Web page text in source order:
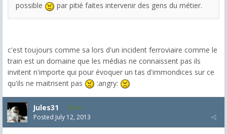
possible
par pitié faites intervenir des gens du métier.
c'est toujours comme sa lors d'un incident ferroviaire comme le
train est un domaine que les médias ne connaissent pas ils
invitent n'importe qui pour évoquer un tas d'immondices sur ce
qu'ils ne maitrisent pas
:angry:
Jules31 44
Posted July 12, 2013